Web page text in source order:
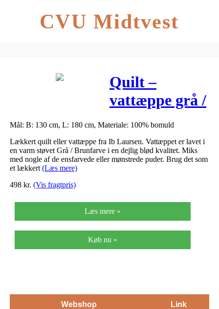
CVU Midtvest
Quilt –
vattæppe grå /
brun – ib
laursen
130×180
Mål: B: 130 cm, L: 180 cm, Materiale: 100% bomuld
Lækkert quilt eller vattæppe fra Ib Laursen. Vattæppet er lavet i
en varm støvet Grå / Brunfarve i en dejlig blød kvalitet. Miks
med nogle af de ensfarvede eller mønstrede puder. Brug det som
et lækkert (Læs mere)
498 kr. (Vis fragtpris)
Læs mere »
Køb nu »
Webshop Link